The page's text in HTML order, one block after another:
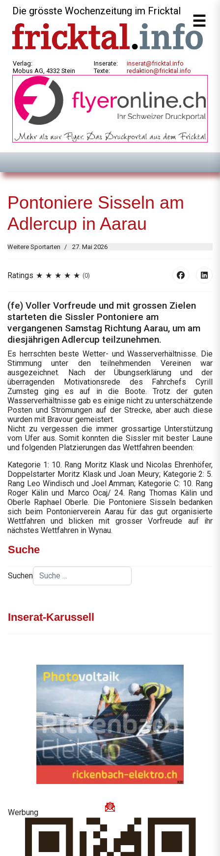
Die grösste Wochenzeitung im Fricktal
Verlag:
Mobus AG, 4332 Stein
Inserate:
Texte:
inserat@fricktal.info
redaktion@fricktal.info
Pontoniere Sisseln am
Adlercup in Aarau
Weitere Sportarten 27. Mai 2026
Ratings (0)
(fe) Voller Vorfreude und mit grossen Zielen
starteten die Sissler Pontoniere am
vergangenen Samstag Richtung Aarau, um am
diesjährigen Adlercup teilzunehmen.
Es herrschten beste Wetter- und Wasserverhältnisse. Die
Stimmung unter den teilnehmenden Vereinen war
ausgezeichnet. Nach der Übungserklärung und der
überragenden Motivationsrede des Fahrchefs Cyrill
Zumsteg ging es auf in die Boote. Trotz der guten
Wasserverhältnisse gab es einige nicht zu unterschätzende
Posten und Strömungen auf der Strecke, aber auch diese
wurden mit Bravour gemeistert.
Nicht zu vergessen die immer grossartige Unterstützung
vom Ufer aus. Somit konnten die Sissler mit bester Laune
und folgenden Platzierungen das Wettfahren beenden:
Kategorie 1: 10. Rang Moritz Klask und Nicolas Ehrenhöfer,
Doppelstarter Moritz Klask und Joan Meury; Kategorie 2: 5.
Rang Leo Windisch und Joel Amman; Kategorie C: 10. Rang
Roger Kälin und Marco Ocaj/ 24. Rang Thomas Kälin und
Oberle Raphael Oberle. Die Pontoniere Sisseln bedanken
sich beim Pontonierverein Aarau für das gut organisierte
Wettfahren und blicken mit grosser Vorfreude auf ihr
nächstes Wettfahren in Wynau.
Suche
Suchen
Inserat-Karussell
Werbung